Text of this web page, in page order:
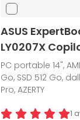
ASUS
LY0207X
PC portable 14",
Go, SSD 512 Go,
Pro, AZERTY
1